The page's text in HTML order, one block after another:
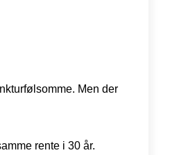
Men der
rente i 30 år.